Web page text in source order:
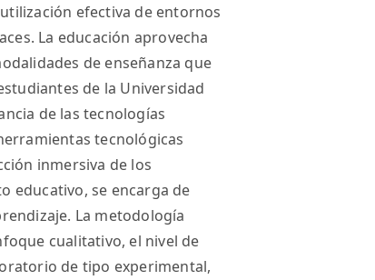
efectiva de entornos
La educación aprovecha
de enseñanza que
de la Universidad
de las tecnologías
tecnológicas
inmersiva de los
educativo, se encarga de
La metodología
cualitativo, el nivel de
de tipo experimental,